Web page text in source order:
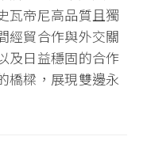
瓦帝尼高品質且獨
經貿合作與外交關
及日益穩固的合作
橋樑，展現雙邊永